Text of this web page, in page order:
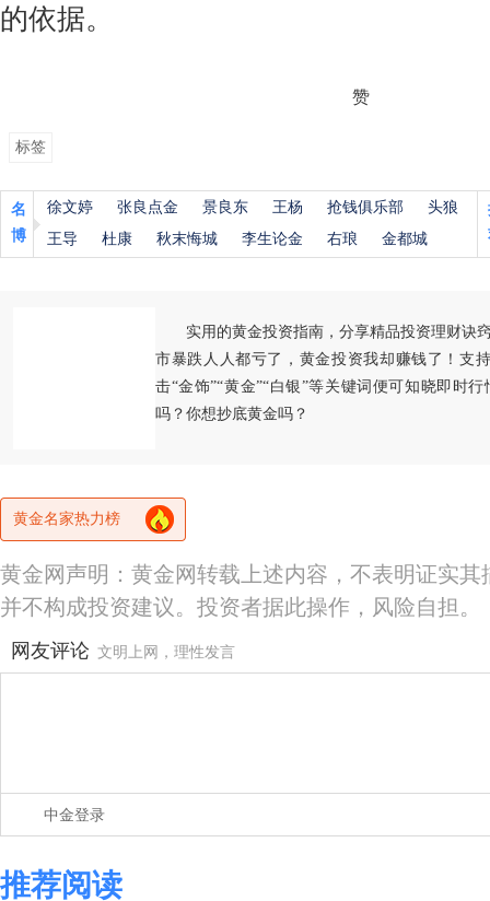
的依据。
赞
标签
名
博
徐文婷 张良点金 景良东 王杨 抢钱俱乐部
头狼
王导
杜康 秋末悔城 李生论金 右琅 金都城
实用的黄金投资指南，分享精品投资理财诀
市暴跌人人都亏了，黄金投资我却赚钱了！支
击“金饰”“黄金”“白银”等关键词便可知晓即时
吗？你想抄底黄金吗？
黄金名家热力榜
黄金网声明：黄金网转载上述内容，不表明证实
并不构成投资建议。投资者据此操作，风险自担。
网友评论 文明上网，理性发言
中金登录
推荐阅读